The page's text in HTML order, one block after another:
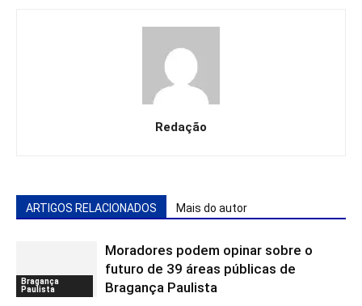
Redação
ARTIGOS RELACIONADOS Mais do autor
Bragança
Paulista
Moradores podem opinar sobre o
futuro de 39 áreas públicas de
Bragança Paulista